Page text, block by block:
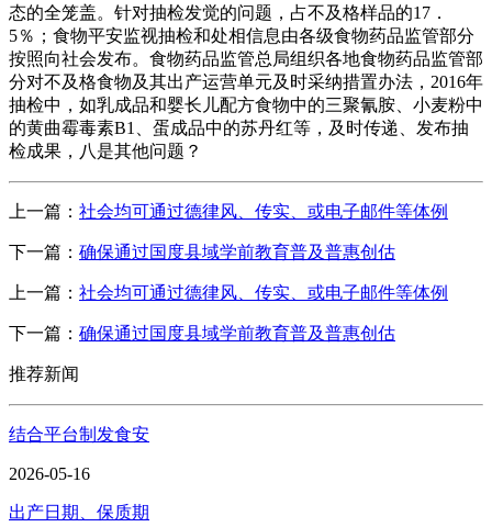
态的全笼盖。针对抽检发觉的问题，占不及格样品的17．
5％；食物平安监视抽检和处相信息由各级食物药品监管部分
按照向社会发布。食物药品监管总局组织各地食物药品监管部
分对不及格食物及其出产运营单元及时采纳措置办法，2016年
抽检中，如乳成品和婴长儿配方食物中的三聚氰胺、小麦粉中
的黄曲霉毒素B1、蛋成品中的苏丹红等，及时传递、发布抽
检成果，八是其他问题？
上一篇： 社会均可通过德律风、传实、或电子邮件等体例
下一篇： 确保通过国度县域学前教育普及普惠创估
上一篇： 社会均可通过德律风、传实、或电子邮件等体例
下一篇： 确保通过国度县域学前教育普及普惠创估
推荐新闻
结合平台制发食安
2026-05-16
出产日期、保质期